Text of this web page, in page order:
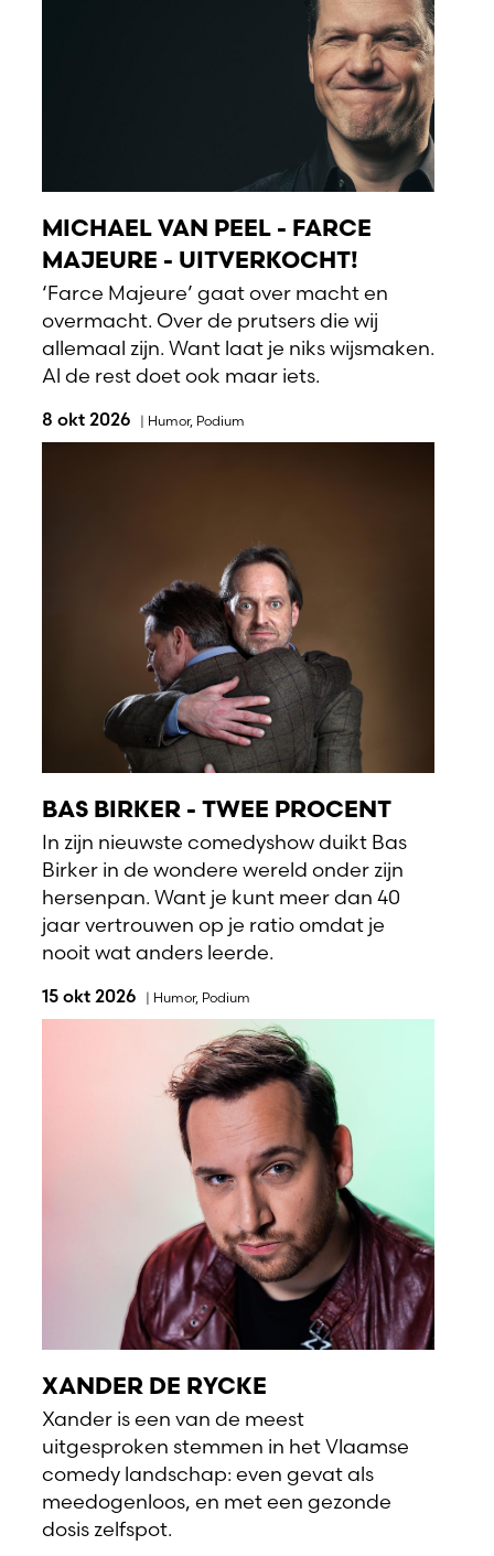
MICHAEL VAN PEEL - FARCE
MAJEURE - UITVERKOCHT!
‘Farce Majeure’ gaat over macht en
overmacht. Over de prutsers die wij
allemaal zijn. Want laat je niks wijsmaken.
Al de rest doet ook maar iets.
8 okt 2026 | Humor, Podium
BAS BIRKER - TWEE PROCENT
In zijn nieuwste comedyshow duikt Bas
Birker in de wondere wereld onder zijn
hersenpan. Want je kunt meer dan 40
jaar vertrouwen op je ratio omdat je
nooit wat anders leerde.
15 okt 2026 | Humor, Podium
XANDER DE RYCKE
Xander is een van de meest
uitgesproken stemmen in het Vlaamse
comedy landschap: even gevat als
meedogenloos, en met een gezonde
dosis zelfspot.